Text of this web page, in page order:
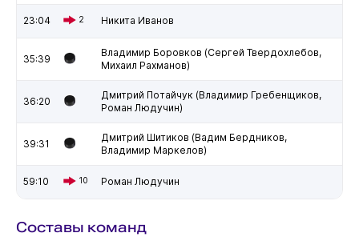
23:04 2 Никита Иванов
35:39
Владимир Боровков (Сергей Твердохлебов,
Михаил Рахманов)
36:20
Дмитрий Потайчук (Владимир Гребенщиков,
Роман Людучин)
39:31
Дмитрий Шитиков (Вадим Бердников,
Владимир Маркелов)
59:10 10 Роман Людучин
Составы команд